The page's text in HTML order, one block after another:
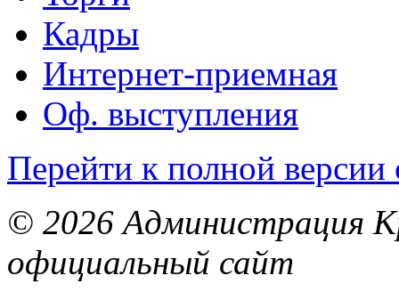
Кадры
Интернет-приемная
Оф. выступления
Перейти к полной версии
© 2026 Администрация
официальный сайт